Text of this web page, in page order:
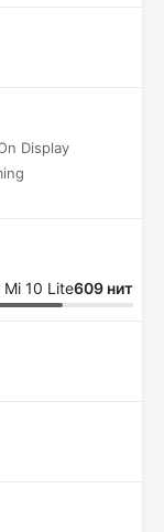
Display
Mi 10 Lite609 нит